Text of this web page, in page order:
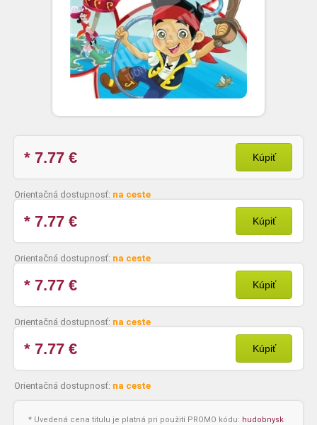
* 7.77 € Kúpiť
Orientačná dostupnosť: na ceste
* 7.77 € Kúpiť
Orientačná dostupnosť: na ceste
* 7.77 € Kúpiť
Orientačná dostupnosť: na ceste
* 7.77 € Kúpiť
Orientačná dostupnosť: na ceste
* Uvedená cena titulu je platná pri použití PROMO kódu: hudobnysk